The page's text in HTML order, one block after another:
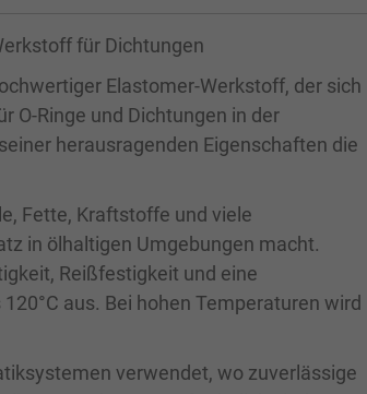
für Dichtungen
Elastomer-Werkstoff, der sich
O-Ringe und Dichtungen in der
herausragenden Eigenschaften die
Fette, Kraftstoffe und viele
in ölhaltigen Umgebungen macht.
Reißfestigkeit und eine
aus. Bei hohen Temperaturen wird
verwendet, wo zuverlässige